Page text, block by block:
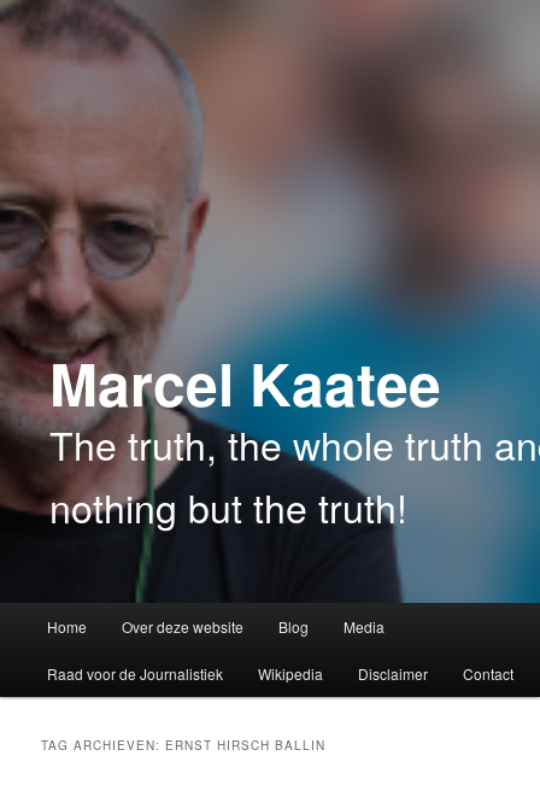
Spring
Spring
Marcel Kaatee
The truth, the whole truth
nothing but the truth!
Home Over deze website Blog Media
Raad voor de Journalistiek Wikipedia Disclaimer Contact
TAG ARCHIEVEN: ERNST HIRSCH BALLIN